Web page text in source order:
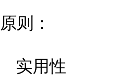
原则：
实用性